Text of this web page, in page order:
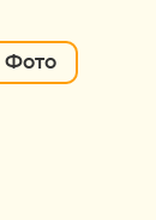
Фото